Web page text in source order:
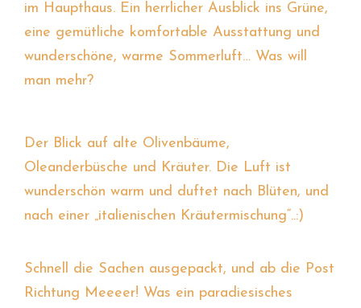
im Haupthaus. Ein herrlicher Ausblick ins Grüne,
eine gemütliche komfortable Ausstattung und
wunderschöne, warme Sommerluft… Was will
man mehr?
Der Blick auf alte Olivenbäume,
Oleanderbüsche und Kräuter. Die Luft ist
wunderschön warm und duftet nach Blüten, und
nach einer „italienischen Kräutermischung“..:)
Schnell die Sachen ausgepackt, und ab die Post
Richtung Meeeer! Was ein paradiesisches